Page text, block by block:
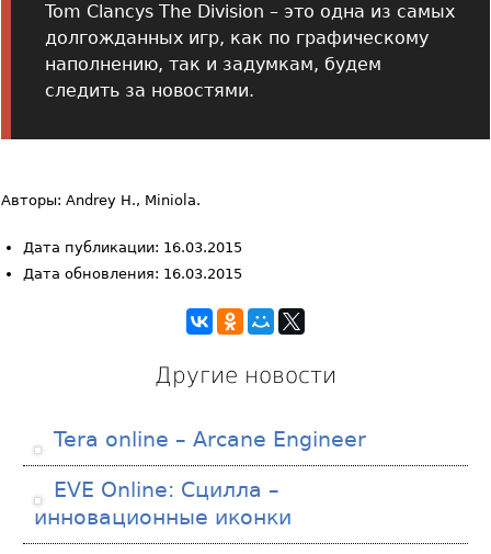
Tom Clancys The Division – это одна из самых
долгожданных игр, как по графическому
наполнению, так и задумкам, будем
следить за новостями.
Авторы: Andrey H., Miniola.
Дата публикации: 16.03.2015
Дата обновления: 16.03.2015
Другие новости
Tera online – Arcane Engineer
EVE Online: Сцилла –
инновационные иконки